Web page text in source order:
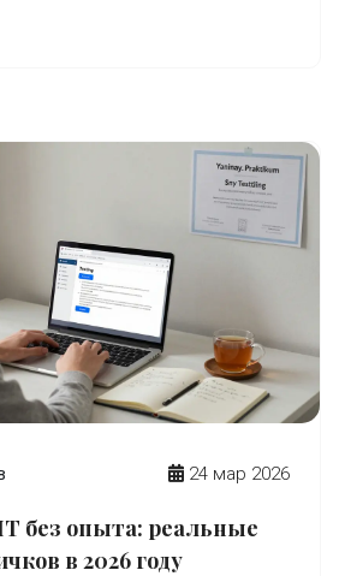
24 мар 2026
без опыта: реальные
в 2026 году